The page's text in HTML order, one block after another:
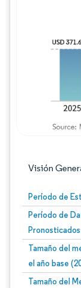
Visión
Período de
Período de
Pronosticados
Tamaño del
el año base
Tamaño del